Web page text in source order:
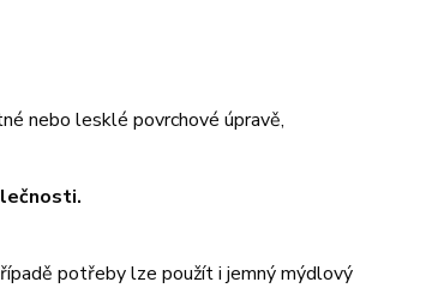
nebo lesklé povrchové úpravě,
potřeby lze použít i jemný mýdlový